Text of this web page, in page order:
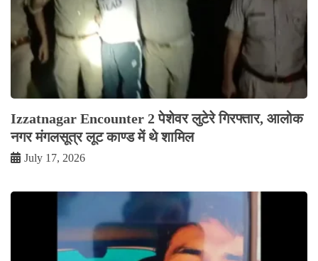
Izzatnagar Encounter 2 पेशेवर लुटेरे गिरफ्तार, आलोक
नगर मंगलसूत्र लूट काण्‍ड में थे शामिल
July 17, 2026